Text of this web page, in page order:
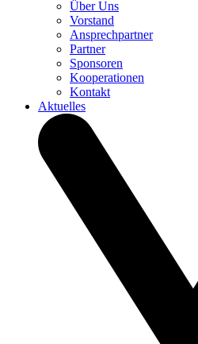
Über Uns
Vorstand
Ansprechpartner
Partner
Sponsoren
Kooperationen
Kontakt
Aktuelles